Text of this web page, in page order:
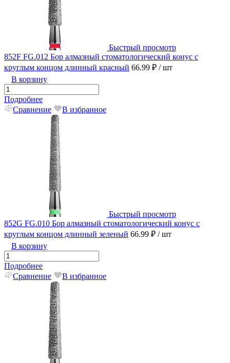
Быстрый просмотр
852F FG.012 Бор алмазный стоматологический конус с
круглым концом длинный красный 66.99 ₽ / шт
В корзину
Подробнее
Сравнение
В избранное
Быстрый просмотр
852G FG.010 Бор алмазный стоматологический конус с
круглым концом длинный зеленый 66.99 ₽ / шт
В корзину
Подробнее
Сравнение
В избранное